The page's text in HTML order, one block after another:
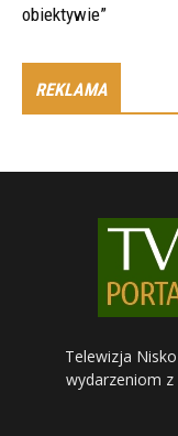
obiektywie”
REKLAMA
Telewizja
wydarzeniom